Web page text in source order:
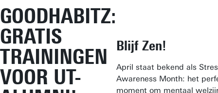
GOODHABITZ:
GRATIS
TRAININGEN
VOOR UT-
Blijf Zen!
April staat bekend als
Awareness Month: het
moment om mentaal